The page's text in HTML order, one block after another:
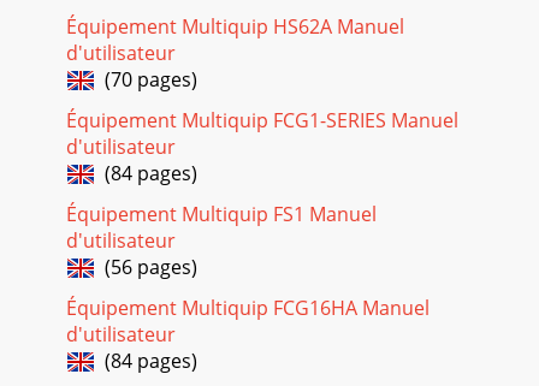
Équipement Multiquip HS62A Manuel
d'utilisateur
(70 pages)
Équipement Multiquip FCG1-SERIES Manuel
d'utilisateur
(84 pages)
Équipement Multiquip FS1 Manuel
d'utilisateur
(56 pages)
Équipement Multiquip FCG16HA Manuel
d'utilisateur
(84 pages)